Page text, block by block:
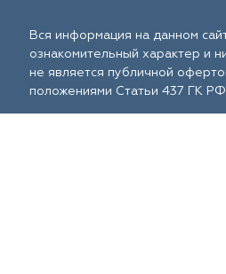
Вся информация на данном
ознакомительный характер и
не является публичной
положениями Статьи 437 ГК РФ.